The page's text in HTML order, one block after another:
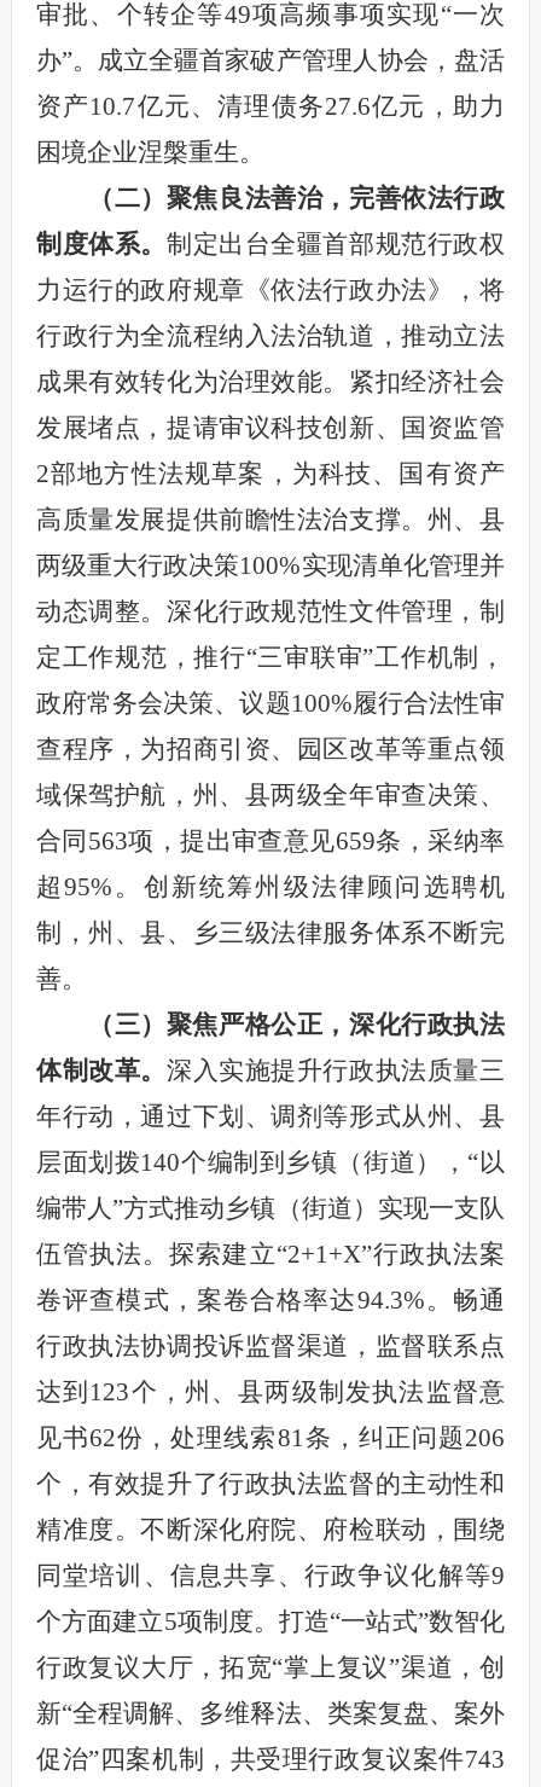
审批、个转企等49项高频事项实现“一次
办”。成立全疆首家破产管理人协会，盘活
资产10.7亿元、清理债务27.6亿元，助力
困境企业涅槃重生。
（二）聚焦良法善治，完善依法行政
制度体系。 制定出台全疆首部规范行政权
力运行的政府规章《依法行政办法》，将
行政行为全流程纳入法治轨道，推动立法
成果有效转化为治理效能。紧扣经济社会
发展堵点，提请审议科技创新、国资监管
2部地方性法规草案，为科技、国有资产
高质量发展提供前瞻性法治支撑。州、县
两级重大行政决策100%实现清单化管理并
动态调整。深化行政规范性文件管理，制
定工作规范，推行“三审联审”工作机制，
政府常务会决策、议题100%履行合法性审
查程序，为招商引资、园区改革等重点领
域保驾护航，州、县两级全年审查决策、
合同563项，提出审查意见659条，采纳率
超95%。创新统筹州级法律顾问选聘机
制，州、县、乡三级法律服务体系不断完
善。
（三）聚焦严格公正，深化行政执法
体制改革。 深入实施提升行政执法质量三
年行动，通过下划、调剂等形式从州、县
层面划拨140个编制到乡镇（街道），“以
编带人”方式推动乡镇（街道）实现一支队
伍管执法。探索建立“2+1+X”行政执法案
卷评查模式，案卷合格率达94.3%。畅通
行政执法协调投诉监督渠道，监督联系点
达到123个，州、县两级制发执法监督意
见书62份，处理线索81条，纠正问题206
个，有效提升了行政执法监督的主动性和
精准度。不断深化府院、府检联动，围绕
同堂培训、信息共享、行政争议化解等9
个方面建立5项制度。打造“一站式”数智化
行政复议大厅，拓宽“掌上复议”渠道，创
新“全程调解、多维释法、类案复盘、案外
促治”四案机制，共受理行政复议案件743